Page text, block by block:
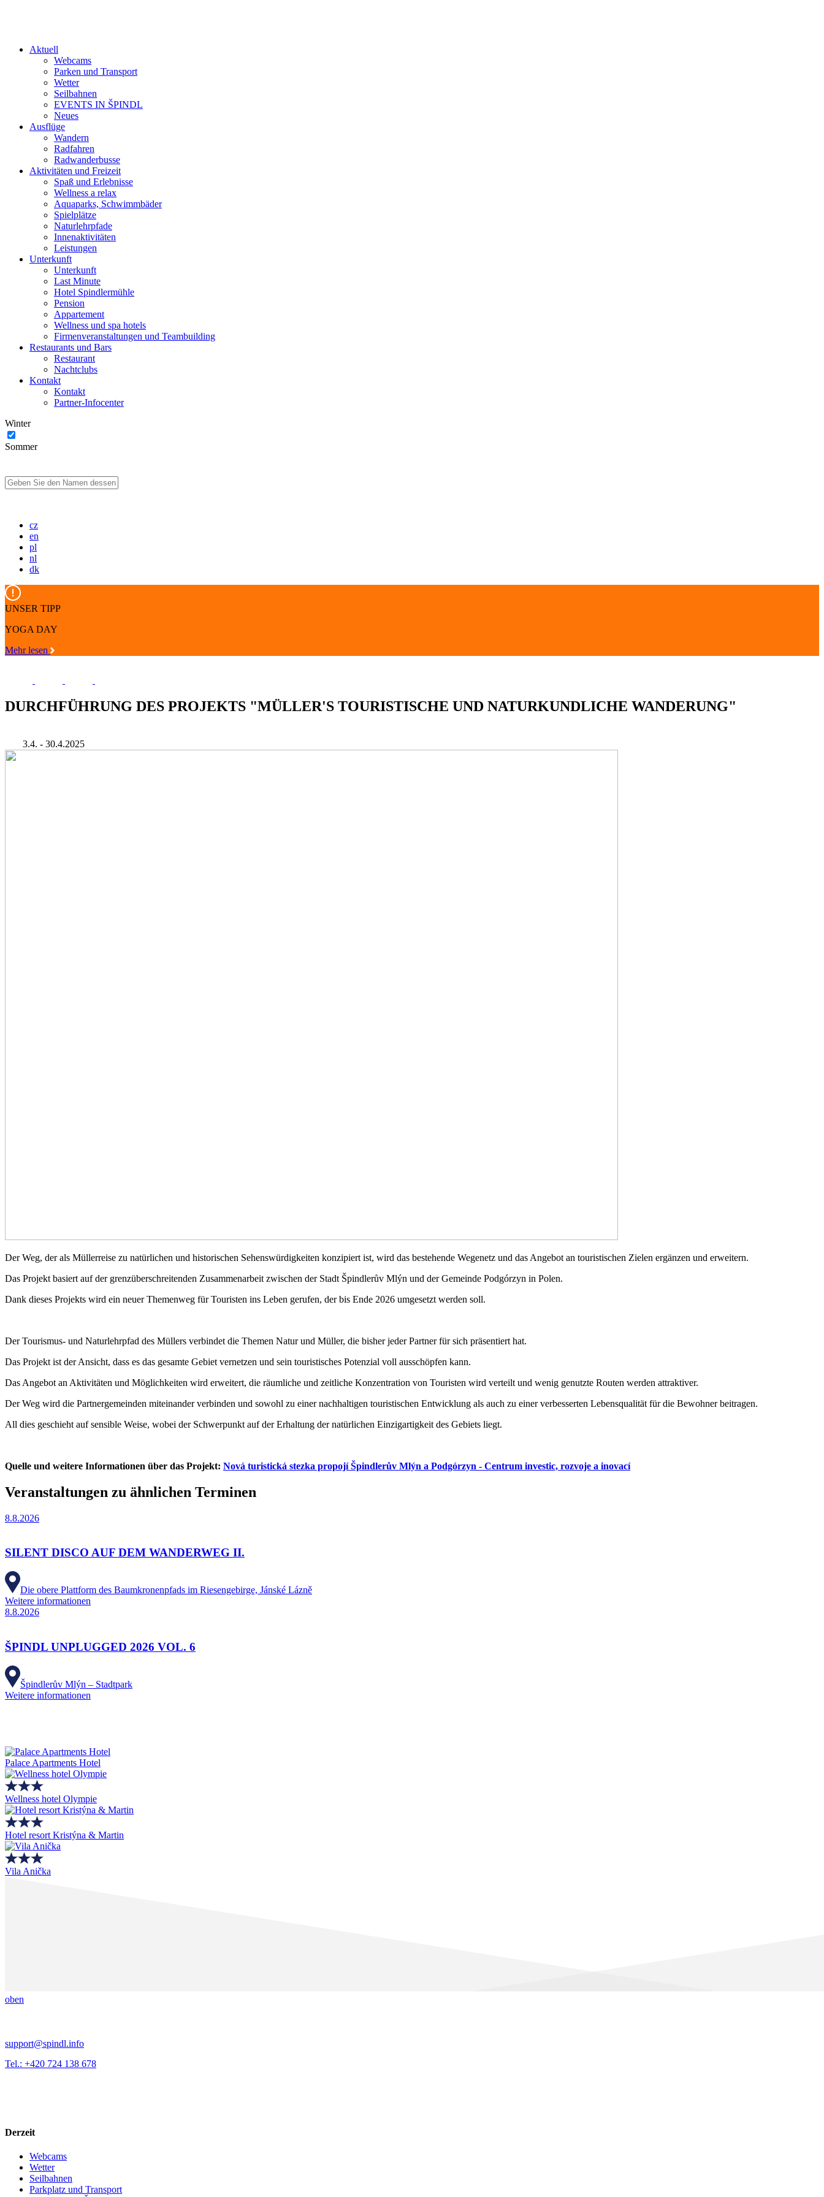
Aktuell
Webcams
Parken und Transport
Wetter
Seilbahnen
EVENTS IN ŠPINDL
Neues
Ausflüge
Wandern
Radfahren
Radwanderbusse
Aktivitäten und Freizeit
Spaß und Erlebnisse
Wellness a relax
Aquaparks, Schwimmbäder
Spielplätze
Naturlehrpfade
Innenaktivitäten
Leistungen
Unterkunft
Unterkunft
Last Minute
Hotel Spindlermühle
Pension
Appartement
Wellness und spa hotels
Firmenveranstaltungen und Teambuilding
Restaurants und Bars
Restaurant
Nachtclubs
Kontakt
Kontakt
Partner-Infocenter
Winter
Sommer
cz
en
pl
nl
dk
UNSER TIPP
YOGA DAY
Mehr lesen
DURCHFÜHRUNG DES PROJEKTS "MÜLLER'S TOURISTISCHE UND NATURKUNDLICHE WANDERUNG"
3.4. - 30.4.2025
Der Weg, der als Müllerreise zu natürlichen und historischen Sehenswürdigkeiten konzipiert ist, wird das bestehende Wegenetz und das Angebot an touristischen Zielen ergänzen und erweitern.
Das Projekt basiert auf der grenzüberschreitenden Zusammenarbeit zwischen der Stadt Špindlerův Mlýn und der Gemeinde Podgórzyn in Polen.
Dank dieses Projekts wird ein neuer Themenweg für Touristen ins Leben gerufen, der bis Ende 2026 umgesetzt werden soll.
Der Tourismus- und Naturlehrpfad des Müllers verbindet die Themen Natur und Müller, die bisher jeder Partner für sich präsentiert hat.
Das Projekt ist der Ansicht, dass es das gesamte Gebiet vernetzen und sein touristisches Potenzial voll ausschöpfen kann.
Das Angebot an Aktivitäten und Möglichkeiten wird erweitert, die räumliche und zeitliche Konzentration von Touristen wird verteilt und wenig genutzte Routen werden attraktiver.
Der Weg wird die Partnergemeinden miteinander verbinden und sowohl zu einer nachhaltigen touristischen Entwicklung als auch zu einer verbesserten Lebensqualität für die Bewohner beitragen.
All dies geschieht auf sensible Weise, wobei der Schwerpunkt auf der Erhaltung der natürlichen Einzigartigkeit des Gebiets liegt.
Quelle und weitere Informationen über das Projekt: Nová turistická stezka propojí Špindlerův Mlýn a Podgórzyn - Centrum investic, rozvoje a inovací
Veranstaltungen zu ähnlichen Terminen
8.8.2026
SILENT DISCO AUF DEM WANDERWEG II.
Die obere Plattform des Baumkronenpfads im Riesengebirge, Jánské Lázně
Weitere informationen
8.8.2026
ŠPINDL UNPLUGGED 2026 VOL. 6
Špindlerův Mlýn – Stadtpark
Weitere informationen
Palace Apartments Hotel
Wellness hotel Olympie
Hotel resort Kristýna & Martin
Vila Anička
oben
support@spindl.info
Tel.: +420 724 138 678
Derzeit
Webcams
Wetter
Seilbahnen
Parkplatz und Transport